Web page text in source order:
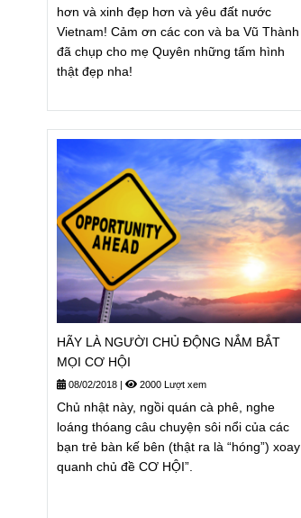
hơn và xinh đẹp hơn và yêu đất nước
Vietnam! Cảm ơn các con và ba Vũ Thành
đã chụp cho mẹ Quyên những tấm hình
thật đẹp nha!
HÃY LÀ NGƯỜI CHỦ ĐỘNG NẮM BẮT
MỌI CƠ HỘI
08/02/2018 2000 Lượt xem
Chủ nhật này, ngồi quán cà phê, nghe
loáng thóang câu chuyện sôi nổi của các
bạn trẻ bàn kế bên (thật ra là “hóng”) xoay
quanh chủ đề CƠ HỘI”.